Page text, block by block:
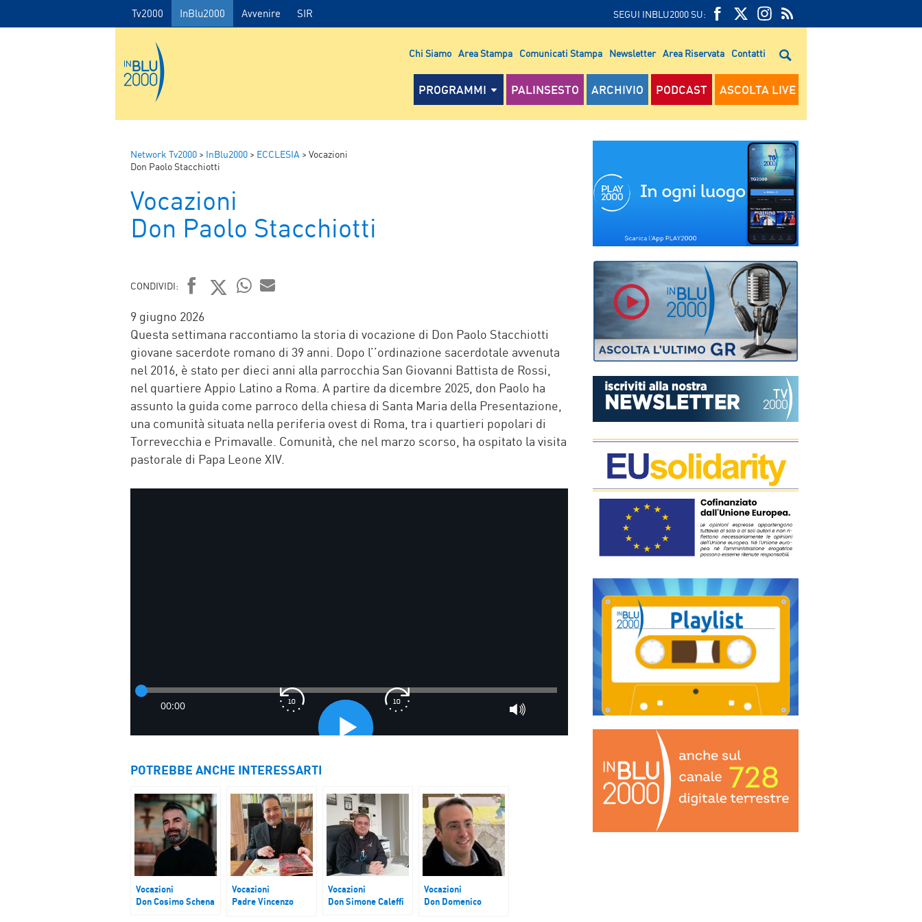
Tv2000 InBlu2000 Avvenire SIR SEGUI INBLU2000 SU:
FEED
RSS
RSS
Chi Siamo Area Stampa Comunicati Stampa Newsletter Area Riservata Contatti
PROGRAMMI PALINSESTO ARCHIVIO PODCAST ASCOLTA LIVE
Network Tv2000 > InBlu2000 > ECCLESIA > Vocazioni
Don Paolo Stacchiotti
Vocazioni
Don Paolo Stacchiotti
CONDIVIDI:
FACEBOOK
9 giugno 2026
Questa settimana raccontiamo la storia di vocazione di Don Paolo Stacchiotti
giovane sacerdote romano di 39 anni. Dopo l’’ordinazione sacerdotale avvenuta
nel 2016, è stato per dieci anni alla parrocchia San Giovanni Battista de Rossi,
nel quartiere Appio Latino a Roma. A partire da dicembre 2025, don Paolo ha
assunto la guida come parroco della chiesa di Santa Maria della Presentazione,
una comunità situata nella periferia ovest di Roma, tra i quartieri popolari di
Torrevecchia e Primavalle. Comunità, che nel marzo scorso, ha ospitato la visita
pastorale di Papa Leone XIV.
POTREBBE ANCHE INTERESSARTI
Vocazioni
Don Cosimo Schena
Vocazioni
Padre Vincenzo
Vocazioni
Don Simone Caleffi
Vocazioni
Don Domenico